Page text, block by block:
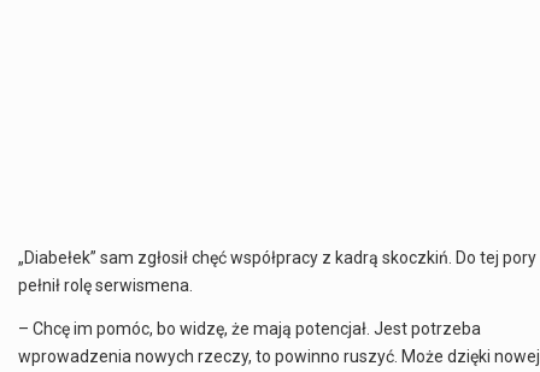
„Diabełek” sam zgłosił chęć współpracy z kadrą skoczkiń. Do tej pory
pełnił rolę serwismena.
– Chcę im pomóc, bo widzę, że mają potencjał. Jest potrzeba
wprowadzenia nowych rzeczy, to powinno ruszyć. Może dzięki nowej